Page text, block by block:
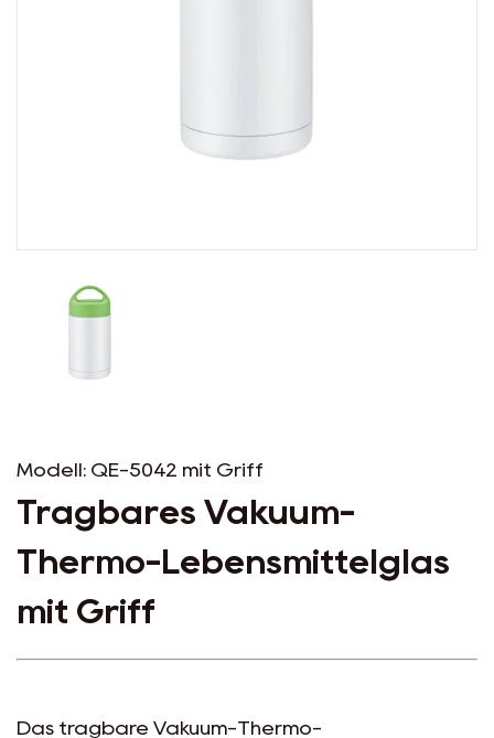
Modell: QE-5042 mit Griff
Tragbares Vakuum-
Thermo-Lebensmittelglas
mit Griff
Das tragbare Vakuum-Thermo-